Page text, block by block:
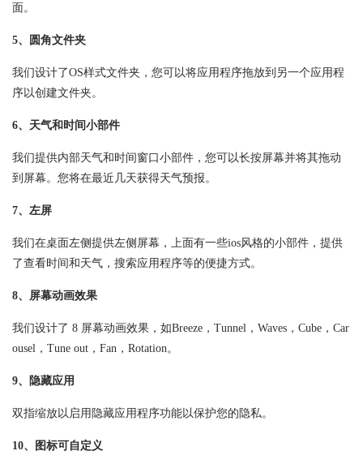
面。
5、圆角文件夹
我们设计了OS样式文件夹，您可以将应用程序拖放到另一个应用程
序以创建文件夹。
6、天气和时间小部件
我们提供内部天气和时间窗口小部件，您可以长按屏幕并将其拖动
到屏幕。您将在最近几天获得天气预报。
7、左屏
我们在桌面左侧提供左侧屏幕，上面有一些ios风格的小部件，提供
了查看时间和天气，搜索应用程序等的便捷方式。
8、屏幕动画效果
我们设计了 8 屏幕动画效果，如Breeze，Tunnel，Waves，Cube，Car
ousel，Tune out，Fan，Rotation。
9、隐藏应用
双指缩放以启用隐藏应用程序功能以保护您的隐私。
10、图标可自定义